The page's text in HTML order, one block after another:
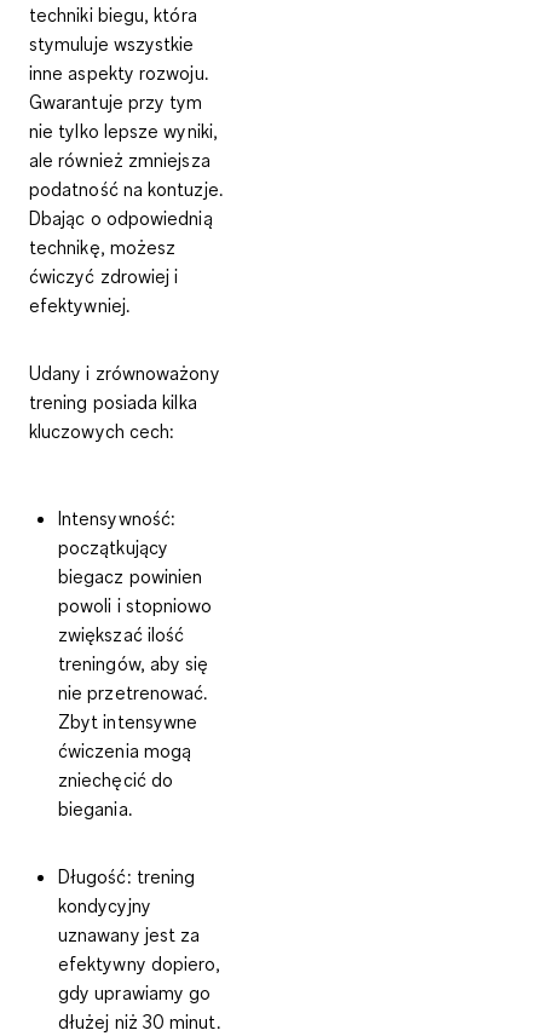
techniki biegu, która
stymuluje wszystkie
inne aspekty rozwoju.
Gwarantuje przy tym
nie tylko lepsze wyniki,
ale również zmniejsza
podatność na kontuzje.
Dbając o odpowiednią
technikę, możesz
ćwiczyć zdrowiej i
efektywniej.
Udany i zrównoważony
trening posiada kilka
kluczowych cech:
Intensywność:
początkujący
biegacz powinien
powoli i stopniowo
zwiększać ilość
treningów, aby się
nie przetrenować.
Zbyt intensywne
ćwiczenia mogą
zniechęcić do
biegania.
Długość: trening
kondycyjny
uznawany jest za
efektywny dopiero,
gdy uprawiamy go
dłużej niż 30 minut.